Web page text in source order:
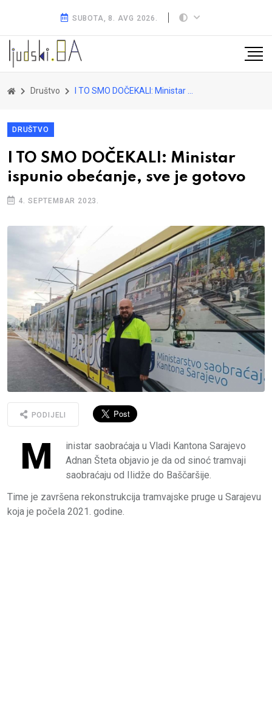
SUBOTA, 8. AVG 2026.
Društvo I TO SMO DOČEKALI: Ministar ispunio obećanje, sve je gotovo
DRUŠTVO
I TO SMO DOČEKALI: Ministar
ispunio obećanje, sve je gotovo
4. SEPTEMBAR 2023.
PODIJELI
M
inistar saobraćaja u Vladi Kantona Sarajevo
Adnan Šteta objavio je da od sinoć tramvaji
saobraćaju od Ilidže do Baščaršije.
Time je završena rekonstrukcija tramvajske pruge u Sarajevu
koja je počela 2021. godine.